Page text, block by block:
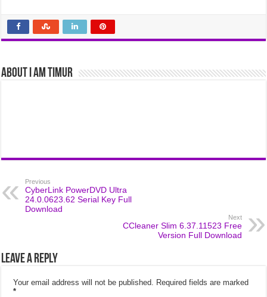
About I am Timur
Previous
CyberLink PowerDVD Ultra
24.0.0623.62 Serial Key Full
Download
Next
CCleaner Slim 6.37.11523 Free
Version Full Download
Leave a Reply
Your email address will not be published. Required fields are marked
*